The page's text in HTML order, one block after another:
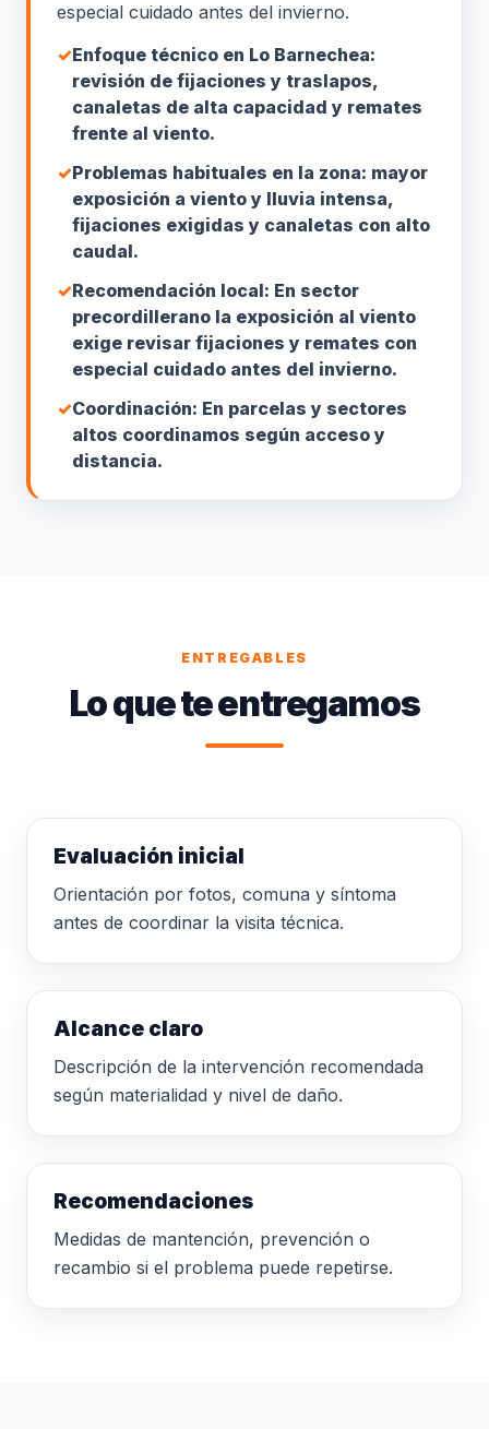
especial cuidado antes del invierno.
✓Enfoque técnico en Lo Barnechea:
revisión de fijaciones y traslapos,
canaletas de alta capacidad y remates
frente al viento.
✓Problemas habituales en la zona: mayor
exposición a viento y lluvia intensa,
fijaciones exigidas y canaletas con alto
caudal.
✓Recomendación local: En sector
precordillerano la exposición al viento
exige revisar fijaciones y remates con
especial cuidado antes del invierno.
✓Coordinación: En parcelas y sectores
altos coordinamos según acceso y
distancia.
ENTREGABLES
Lo que te entregamos
Evaluación inicial
Orientación por fotos, comuna y síntoma
antes de coordinar la visita técnica.
Alcance claro
Descripción de la intervención recomendada
según materialidad y nivel de daño.
Recomendaciones
Medidas de mantención, prevención o
recambio si el problema puede repetirse.